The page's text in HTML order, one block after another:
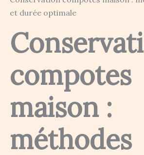
et durée optimale
compotes
maison :
méthodes